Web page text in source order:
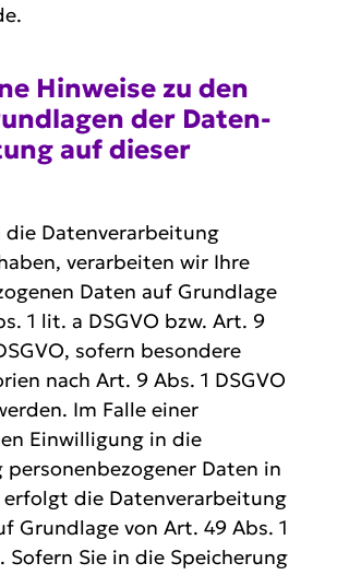
Hinweise zu den
der Daten­
auf dieser
die Datenverarbeitung
verarbeiten wir Ihre
Daten auf Grundlage
1 lit. a DSGVO bzw. Art. 9
sofern besondere
nach Art. 9 Abs. 1 DSGVO
Im Falle einer
Einwilligung in die
Daten in
die Datenverarbeitung
Grundlage von Art. 49 Abs. 1
Sofern Sie in die Speicherung